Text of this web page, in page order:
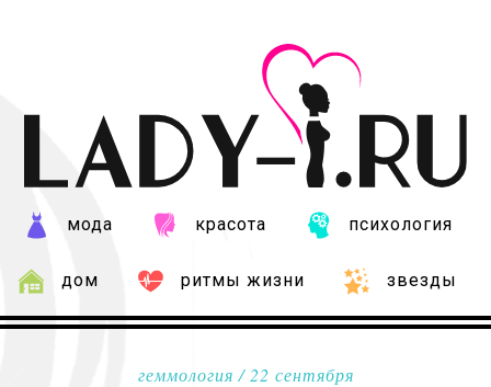
мода красота психология
дом ритмы жизни звезды
геммология / 22 сентября